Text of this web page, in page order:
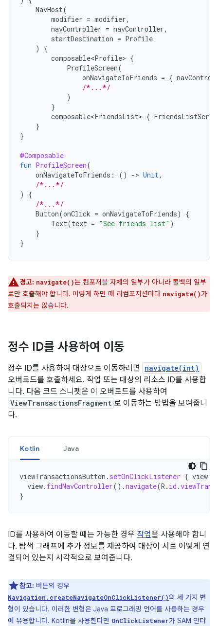
NavHost(
modifier = modifier,
navController = navController,
startDestination = Profile
)
{
composable<Profile> {
ProfileScreen(
onNavigateToFriends = {
/*...*/
)
}
composable<FriendsList> {
}
}
@Composable
fun ProfileScreen(
onNavigateToFriends : () -> Unit,
/*...*/
)
{
/*...*/
Button(onClick = onNavigateToFriends)
{
Text(text = "See friends list" )
}
}
경고: navigate()는 컴포저블 자체의 일부가 아니라 콜백의 일부
로만 호출해야 합니다. 이렇게 하면 매 리컴포지션마다 navigate()가
호출되지는 않습니다.
정수 ID를 사용하여 이동
정수 ID를 사용하여 대상으로 이동하려면 navigate(int)
오버로드를 호출하세요. 작업 또는 대상의 리소스 ID를 사용합
니다. 다음 코드 스니펫은 이 오버로드를 사용하여
ViewTransactionsFragment 로 이동하는 방법을 보여줍니
다.
Kotlin Java
viewTransactionsButton . setOnClickListener { view
view. findNavController().navigate(R . id .
}
ID를 사용하여 이동할 때는 가능한 경우 작업을 사용해야 합니
다. 탐색 그래프에 추가 정보를 제공하여 대상이 서로 어떻게 연
결되어 있는지 시각적으로 보여줍니다.
참고: 버튼의 경우
Navigation.createNavigateOnClickListener()의 세 가지 변
형이 있습니다. 이러한 변형은 Java 프로그래밍 언어를 사용하는 경우
에 유용합니다. Kotlin을 사용한다면 OnClickListener가 SAM 인터